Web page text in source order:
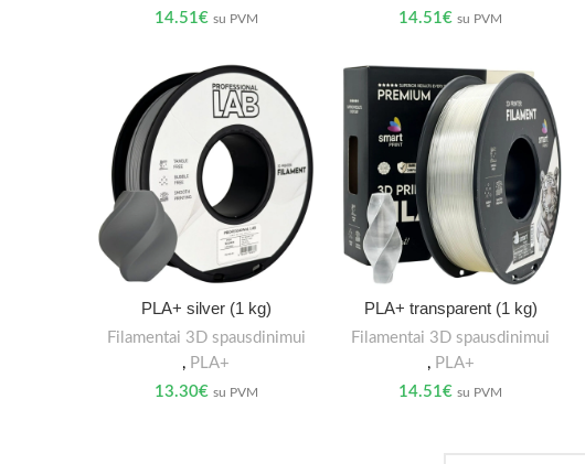
14.51€ su PVM
14.51€ su PVM
PLA+ silver (1 kg)
Filamentai 3D spausdinimui
, PLA+
13.30€ su PVM
PLA+ transparent (1 kg)
Filamentai 3D spausdinimui
, PLA+
14.51€ su PVM